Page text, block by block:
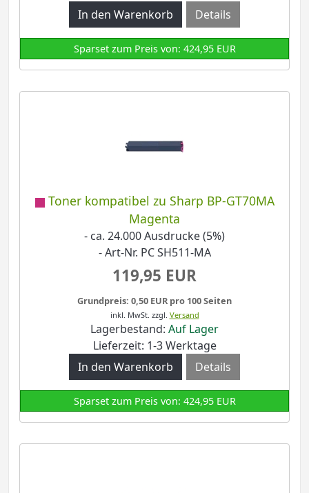
Details
Sparset zum Preis von: 424,95 EUR
Toner kompatibel zu Sharp BP-GT70MA
Magenta
- ca. 24.000 Ausdrucke (5%)
- Art-Nr. PC SH511-MA
119,95 EUR
Grundpreis: 0,50 EUR pro 100 Seiten
inkl. MwSt. zzgl. Versand
Lagerbestand: Auf Lager
Lieferzeit: 1-3 Werktage
Details
Sparset zum Preis von: 424,95 EUR